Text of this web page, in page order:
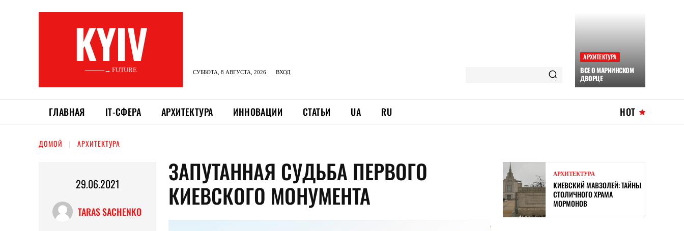
KYIV
———→ FUTURE СУББОТА, 8 АВГУСТА, 2026 ВХОД
АРХИТЕКТУРА
ВСЕ О МАРИИНСКОМ
ДВОРЦЕ
ГЛАВНАЯ ІТ-СФЕРА АРХИТЕКТУРА ИННОВАЦИИ СТАТЬИ UA RU HOT
ДОМОЙ АРХИТЕКТУРА
29.06.2021
TARAS SACHENKO
ЗАПУТАННАЯ СУДЬБА ПЕРВОГО
КИЕВСКОГО МОНУМЕНТА
АРХИТЕКТУРА
КИЕВСКИЙ МАВЗОЛЕЙ: ТАЙНЫ
СТОЛИЧНОГО ХРАМА
МОРМОНОВ